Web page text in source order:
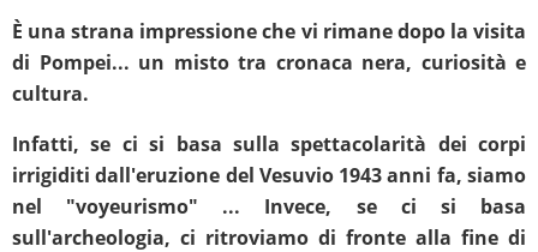
È una strana impressione che vi rimane dopo la visita
di Pompei... un misto tra cronaca nera, curiosità e
cultura.
Infatti, se ci si basa sulla spettacolarità dei corpi
irrigiditi dall'eruzione del Vesuvio 1943 anni fa, siamo
nel "voyeurismo" ... Invece, se ci si basa
sull'archeologia, ci ritroviamo di fronte alla fine di